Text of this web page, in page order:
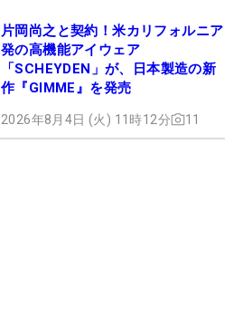
片岡尚之と契約！米カリフォルニア
発の高機能アイウェア
「SCHEYDEN」が、日本製造の新
作『GIMME』を発売
2026年8月4日 (火) 11時12分 11